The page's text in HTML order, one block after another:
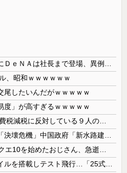
、昭和ｗｗｗｗｗｗ
尾したいんだがｗｗｗｗｗ
度」が高すぎるｗｗｗｗｗ